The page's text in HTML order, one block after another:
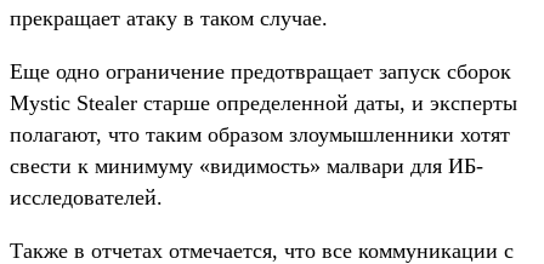
прекращает атаку в таком случае.
Еще одно ограничение предотвращает запуск сборок
Mystic Stealer старше определенной даты, и эксперты
полагают, что таким образом злоумышленники хотят
свести к минимуму «видимость» малвари для ИБ-
исследователей.
Также в отчетах отмечается, что все коммуникации с